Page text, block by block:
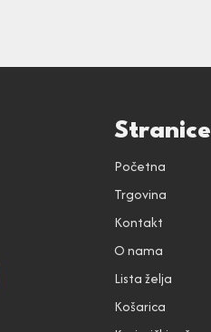
Stranice
Početna
Trgovina
Kontakt
O nama
Lista želja
Košarica